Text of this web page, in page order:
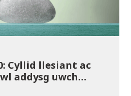
Cyllid llesiant ac
addysg uwch